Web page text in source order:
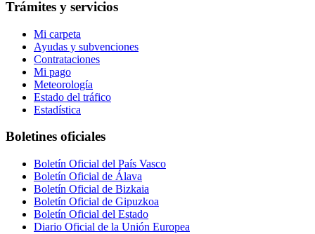
Trámites y servicios
Mi carpeta
Ayudas y subvenciones
Contrataciones
Mi pago
Meteorología
Estado del tráfico
Estadística
Boletines oficiales
Boletín Oficial del País Vasco
Boletín Oficial de Álava
Boletín Oficial de Bizkaia
Boletín Oficial de Gipuzkoa
Boletín Oficial del Estado
Diario Oficial de la Unión Europea